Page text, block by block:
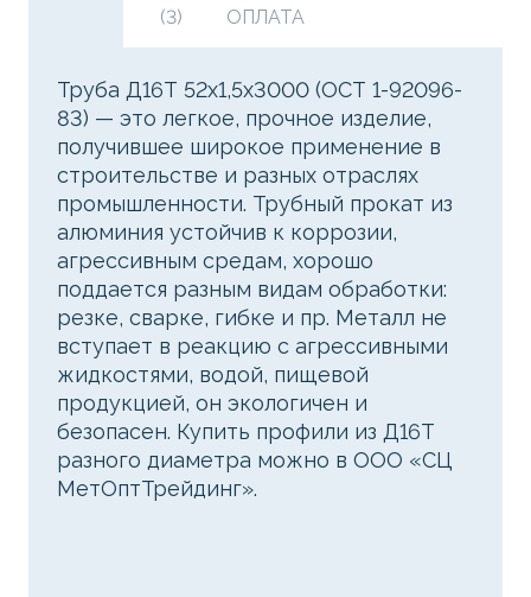
(3) ОПЛАТА
Труба Д16Т 52х1,5х3000 (ОСТ 1-92096-
83) — это легкое, прочное изделие,
получившее широкое применение в
строительстве и разных отраслях
промышленности. Трубный прокат из
алюминия устойчив к коррозии,
агрессивным средам, хорошо
поддается разным видам обработки:
резке, сварке, гибке и пр. Металл не
вступает в реакцию с агрессивными
жидкостями, водой, пищевой
продукцией, он экологичен и
безопасен. Купить профили из Д16Т
разного диаметра можно в ООО «СЦ
МетОптТрейдинг».